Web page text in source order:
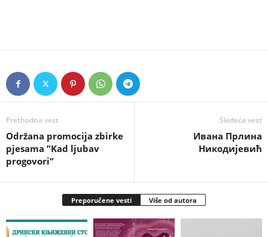
Prethodna vest
Održana promocija zbirke
pjesama ”Kad ljubav
progovori”
Sledeća vest
Ивана Прлина
Никодијевић
Preporučene vesti Više od autora